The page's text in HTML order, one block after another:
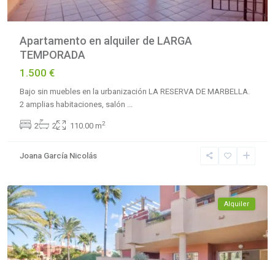
Apartamento en alquiler de LARGA
TEMPORADA
1.500 €
Bajo sin muebles en la urbanización LA RESERVA DE MARBELLA.
2 amplias habitaciones, salón
2 2 110.00 m2
Joana García Nicolás
Reserva
Marbella,
Alquiler